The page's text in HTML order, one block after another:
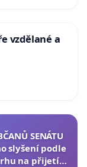
vzdělané a
SENÁTU
slyšení podle
na přijetí